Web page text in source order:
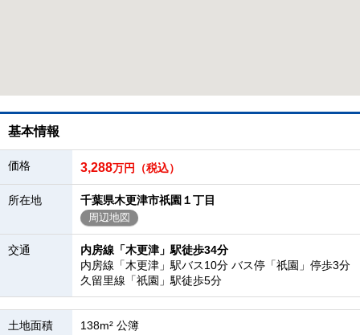
基本情報
価格 3,288万円（税込）
所在地 千葉県木更津市祇園１丁目
周辺地図
交通
内房線「木更津」駅徒歩34分
内房線「木更津」駅バス10分 バス停「祇園」停歩3分
久留里線「祇園」駅徒歩5分
土地面積 138m² 公簿